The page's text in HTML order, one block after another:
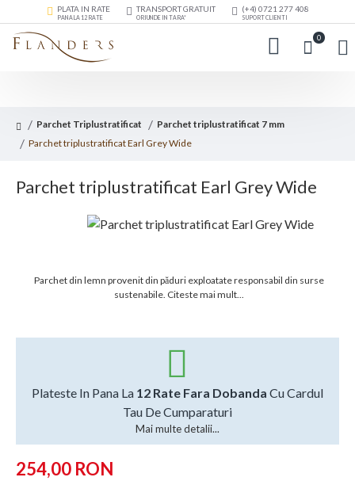
PLATA IN RATE
PANA LA 12 RATE
TRANSPORT GRATUIT
ORIUNDE IN TARA*
(+4) 0721 277 408
SUPORT CLIENTI
0
Parchet Triplustratificat
Parchet triplustratificat 7 mm
Parchet triplustratificat Earl Grey Wide
Parchet triplustratificat Earl Grey Wide
Plateste In Pana La 12 Rate Fara Dobanda Cu Cardul
Tau De Cumparaturi
Mai multe detalii...
Parchet din lemn provenit din păduri exploatate responsabil din surse
sustenabile. Citeste mai mult...
254,00 RON